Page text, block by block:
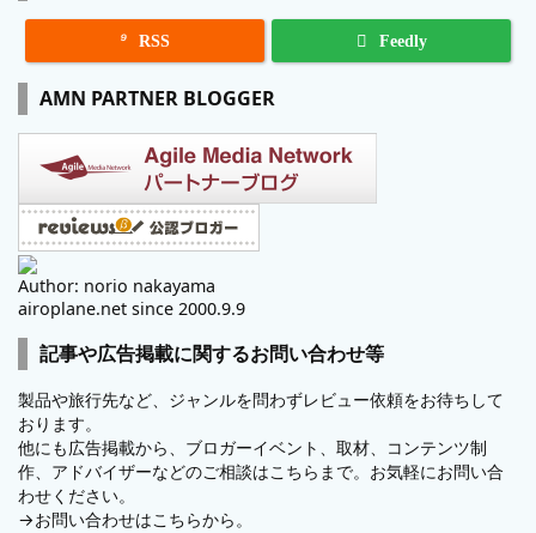
 RSS Feedly
AMN PARTNER BLOGGER
Author: norio nakayama
airoplane.net since 2000.9.9
記事や広告掲載に関するお問い合わせ等
製品や旅行先など、ジャンルを問わずレビュー依頼をお待ちして
おります。
他にも広告掲載から、ブロガーイベント、取材、コンテンツ制
作、アドバイザーなどのご相談はこちらまで。お気軽にお問い合
わせください。
→お問い合わせはこちらから。